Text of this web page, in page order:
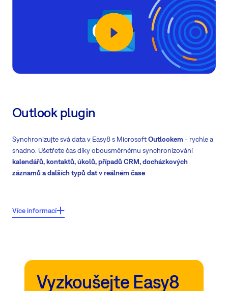
synchronizace
Podporováno v Outlooku, Thunderbirdu, Apple iOS, Android OS a
Outlook plugin
Synchronizujte svá data v Easy8 s MicrosoftOutlookem - rychle a
snadno. Ušetřete čas díky obousměrnému synchronizování
kalendářů, kontaktů, úkolů, případů CRM, docházkových
záznamů a dalších typů dat v reálném čase
Synchronizujte a organizujte více kalendářů
Více informací
Vyzkoušejte Easy8